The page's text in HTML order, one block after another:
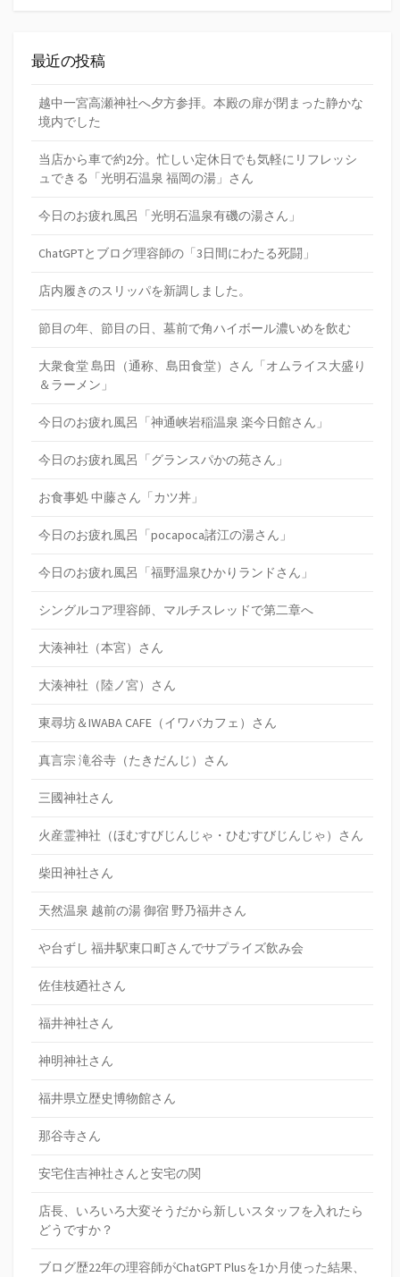
最近の投稿
越中一宮高瀬神社へ夕方参拝。本殿の扉が閉まった静かな
境内でした
当店から車で約2分。忙しい定休日でも気軽にリフレッシ
ュできる「光明石温泉 福岡の湯」さん
今日のお疲れ風呂「光明石温泉有磯の湯さん」
ChatGPTとブログ理容師の「3日間にわたる死闘」
店内履きのスリッパを新調しました。
節目の年、節目の日、墓前で角ハイボール濃いめを飲む
大衆食堂 島田（通称、島田食堂）さん「オムライス大盛り
＆ラーメン」
今日のお疲れ風呂「神通峡岩稲温泉 楽今日館さん」
今日のお疲れ風呂「グランスパかの苑さん」
お食事処 中藤さん「カツ丼」
今日のお疲れ風呂「pocapoca諸江の湯さん」
今日のお疲れ風呂「福野温泉ひかりランドさん」
シングルコア理容師、マルチスレッドで第二章へ
大湊神社（本宮）さん
大湊神社（陸ノ宮）さん
東尋坊＆IWABA CAFE（イワバカフェ）さん
真言宗 滝谷寺（たきだんじ）さん
三國神社さん
火産霊神社（ほむすびじんじゃ・ひむすびじんじゃ）さん
柴田神社さん
天然温泉 越前の湯 御宿 野乃福井さん
や台ずし 福井駅東口町さんでサプライズ飲み会
佐佳枝廼社さん
福井神社さん
神明神社さん
福井県立歴史博物館さん
那谷寺さん
安宅住吉神社さんと安宅の関
店長、いろいろ大変そうだから新しいスタッフを入れたら
どうですか？
ブログ歴22年の理容師がChatGPT Plusを1か月使った結果、